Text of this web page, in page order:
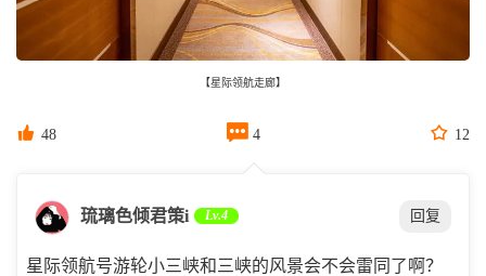
【星际领航走廊】
 48  4  12
琉璃色倾君策i Lv.4 回复
星际领航号游轮小三峡和三峡的风景会不会雷同了啊？